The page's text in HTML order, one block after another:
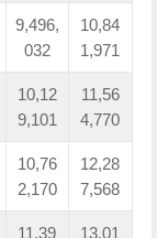
9,496,
032
10,84
1,971
10,12
9,101
11,56
4,770
10,76
2,170
12,28
7,568
11,39 13,01